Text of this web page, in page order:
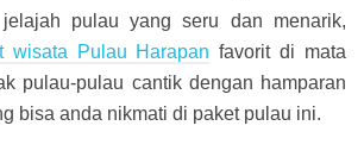
pulau yang seru dan menarik,
wisata Pulau Harapan favorit di mata
pulau-pulau cantik dengan hamparan
bisa anda nikmati di paket pulau ini.